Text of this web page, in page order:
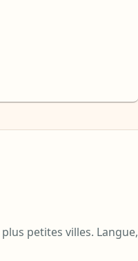
petites villes. Langue,